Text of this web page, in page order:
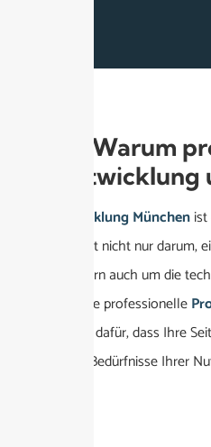
🔧 Warum
Webentwicklung München
Website. Es geht nicht nur
erstellen, sondern auch um die
Hintergrund. Eine professionelle
sorgt dafür, dass Ihre
perfekt auf die Bedürfnisse Ihrer